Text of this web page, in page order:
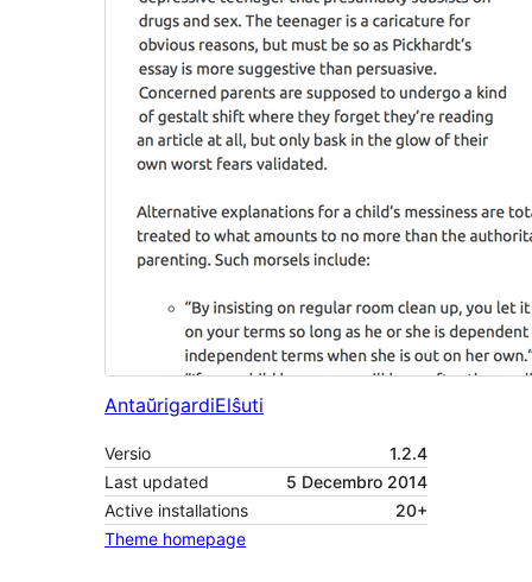
AntaŭrigardiElŝuti
Versio
1.2.4
Last updated
5 Decembro 2014
Active installations
20+
Theme homepage